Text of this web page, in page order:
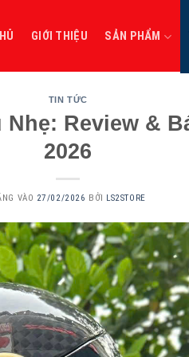
GIỚI THIỆU SẢN PHẨM
TIN TỨC
Nhẹ: Review &
2026
VÀO 27/02/2026 BỞI LS2STORE